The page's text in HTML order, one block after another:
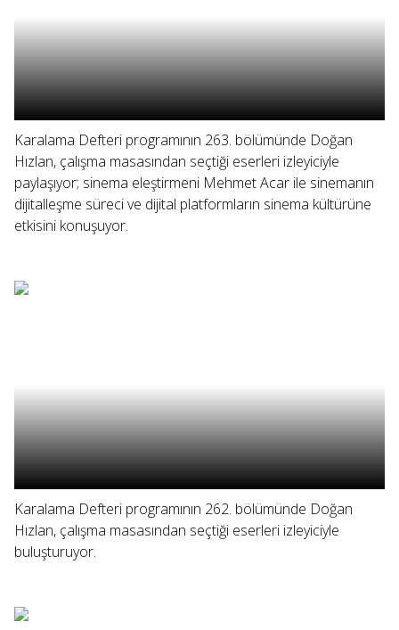
Karalama Defteri programının 263. bölümünde Doğan
Hızlan, çalışma masasından seçtiği eserleri izleyiciyle
paylaşıyor; sinema eleştirmeni Mehmet Acar ile sinemanın
dijitalleşme süreci ve dijital platformların sinema kültürüne
etkisini konuşuyor.
Karalama Defteri programının 262. bölümünde Doğan
Hızlan, çalışma masasından seçtiği eserleri izleyiciyle
buluşturuyor.